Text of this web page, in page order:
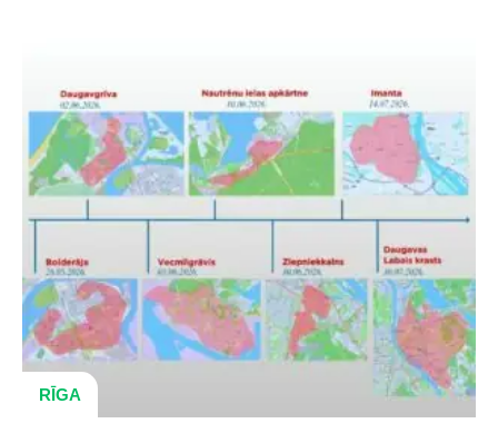
RĪGA